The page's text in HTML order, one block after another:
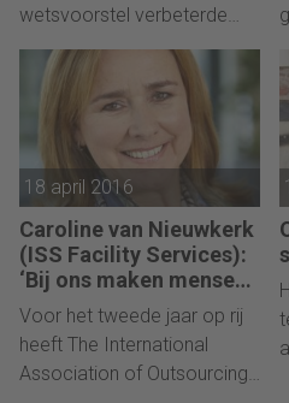
wetsvoorstel verbeterde
premieregeling voor. Dit
wetsvoorstel moet het
mogelijk maken om na de
pensioendatum door te
beleggen met het
opgebouwde
pensioenvermogen.
Volgens Edwin Schokker en
Wichert Hoekert van Willis
Towers Watson is het zaak
dat werkgevers zich goed
bewust zijn van de
18 april 2016
Caroline van Nieuwkerk
(ISS Facility Services):
‘Bij ons maken mensen
de business’
Voor het tweede jaar op rij
heeft The International
Association of Outsourcing